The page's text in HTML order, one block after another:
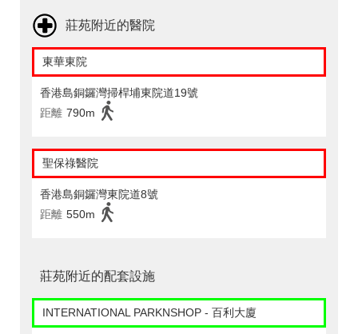
莊苑附近的醫院
東華東院
香港島銅鑼灣掃桿埔東院道19號
距離 790m
聖保祿醫院
香港島銅鑼灣東院道8號
距離 550m
莊苑附近的配套設施
INTERNATIONAL PARKNSHOP - 百利大廈